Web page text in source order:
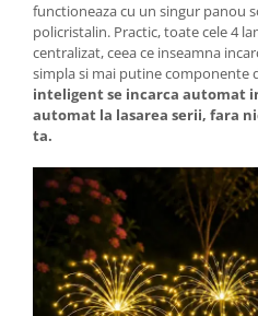
functioneaza cu un singur panou
policristalin. Practic, toate cele 4
centralizat, ceea ce inseamna
simpla si mai putine componente
inteligent se incarca automat
automat la lasarea serii, fara
ta.